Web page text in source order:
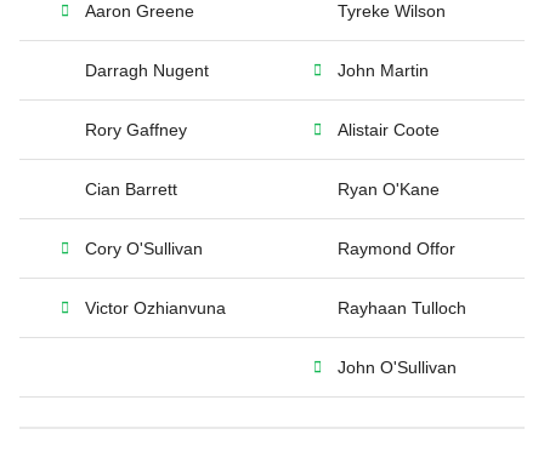
Aaron Greene Tyreke Wilson
Darragh Nugent John Martin
Rory Gaffney Alistair Coote
Cian Barrett Ryan O'Kane
Cory O'Sullivan Raymond Offor
Victor Ozhianvuna Rayhaan Tulloch
John O'Sullivan